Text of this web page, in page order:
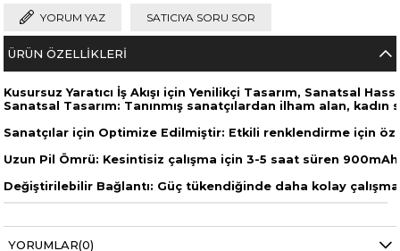
YORUM YAZ SATICIYA SORU SOR
ÜRÜN ÖZELLIKLERI
Kusursuz Yaratıcı İş Akışı için Yenilikçi Tasarım, Sanatsal
Sanatsal Tasarım: Tanınmış sanatçılardan ilham alan,
Sanatçılar için Optimize Edilmiştir: Etkili renklendirme için
Uzun Pil Ömrü: Kesintisiz çalışma için 3-5 saat süren
Değiştirilebilir Bağlantı: Güç tükendiğinde daha kolay
YORUMLAR(0)